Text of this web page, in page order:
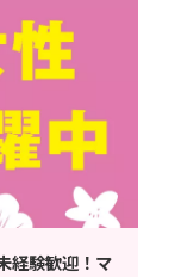
経験歓迎！マ